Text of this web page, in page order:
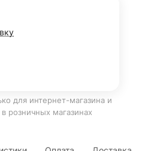
для интернет-магазина и
розничных магазинах